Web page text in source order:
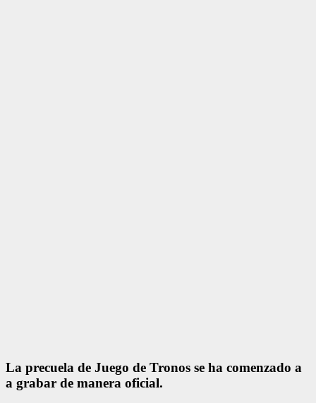
La precuela de Juego de Tronos se ha comenzado a
a grabar de manera oficial.